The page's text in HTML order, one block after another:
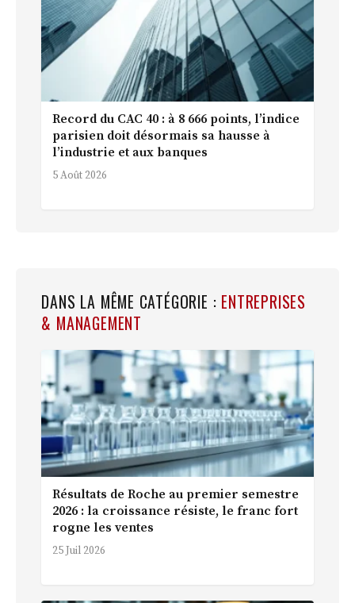
Record du CAC 40 : à 8 666 points, l’indice
parisien doit désormais sa hausse à
l’industrie et aux banques
5 Août 2026
DANS LA MÊME CATÉGORIE : ENTREPRISES
& MANAGEMENT
Résultats de Roche au premier semestre
2026 : la croissance résiste, le franc fort
rogne les ventes
25 Juil 2026